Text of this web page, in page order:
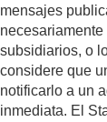
mensajes
subsidiarios, o
considere que
notificarlo a un
inmediata. El